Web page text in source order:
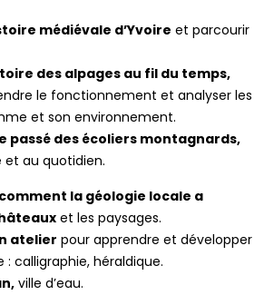
médiévale d’Yvoire et parcourir
des alpages au fil du temps,
le fonctionnement et analyser les
et son environnement.
passé des écoliers montagnards,
et au quotidien.
la géologie locale a
et les paysages.
atelier pour apprendre et développer
: calligraphie, héraldique.
ville d’eau.